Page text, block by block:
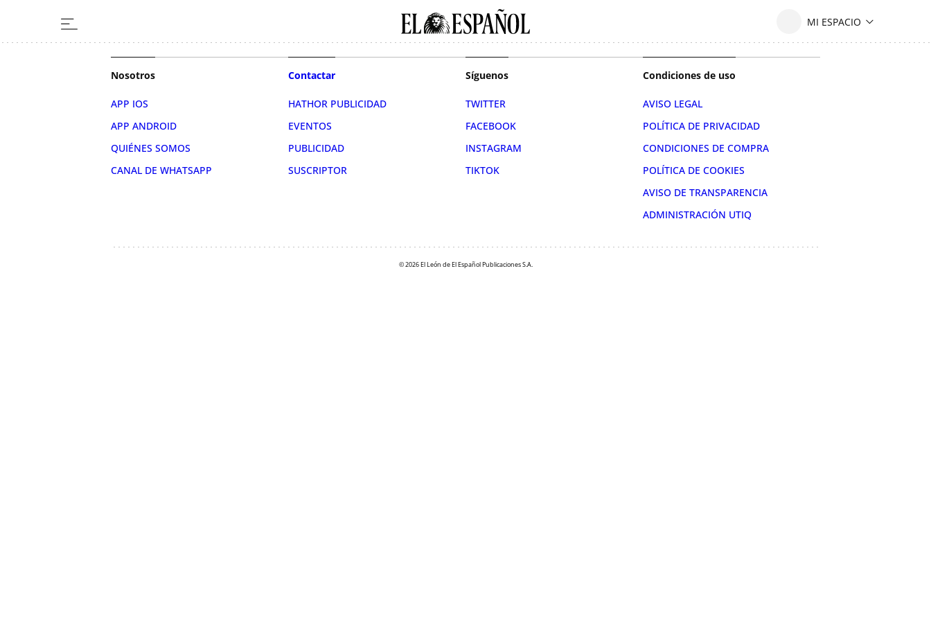
Nosotros
APP IOS
APP ANDROID
QUIÉNES SOMOS
CANAL DE WHATSAPP
Contactar
HATHOR PUBLICIDAD
EVENTOS
PUBLICIDAD
SUSCRIPTOR
Síguenos
TWITTER
FACEBOOK
INSTAGRAM
TIKTOK
Condiciones de uso
AVISO LEGAL
POLÍTICA DE PRIVACIDAD
CONDICIONES DE COMPRA
POLÍTICA DE COOKIES
AVISO DE TRANSPARENCIA
ADMINISTRACIÓN UTIQ
© 2026 El León de El Español Publicaciones S.A.